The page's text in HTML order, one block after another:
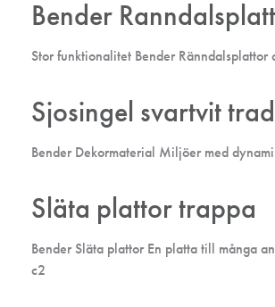
Bender
Stor funktionalitet Bender Ränndalsplattor
Sjosingel svartvit
Bender Dekormaterial Miljöer med
Släta plattor trappa
Bender Släta plattor En platta till många
c2